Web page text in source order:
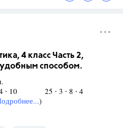
4 класс Часть 2,
способом.
∙ 10 25 ∙ 3 ∙ 8 ∙ 4
)